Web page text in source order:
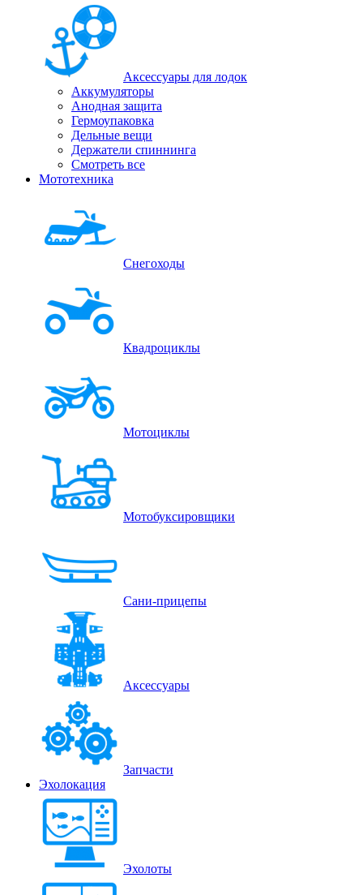
Аксессуары для лодок
Аккумуляторы
Анодная защита
Гермоупаковка
Дельные вещи
Держатели спиннинга
Смотреть все
Мототехника
Снегоходы
Квадроциклы
Мотоциклы
Мотобуксировщики
Сани-прицепы
Аксессуары
Запчасти
Эхолокация
Эхолоты